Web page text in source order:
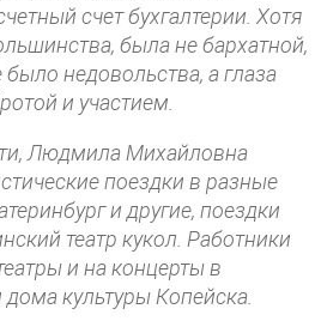
счет бухгалтерии. Хотя
была не бархатной,
недовольства, а глаза
и участием.
Людмила Михайловна
поездки в разные
и другие, поездки
театр кукол. Работники
и на концерты в
культуры Копейска.